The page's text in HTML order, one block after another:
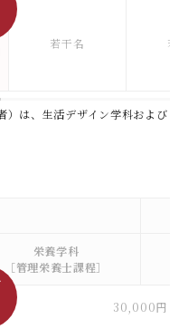
若干名 若
は、生活デザイン学科および
栄養学科
［管理栄養士課程］
30,000円